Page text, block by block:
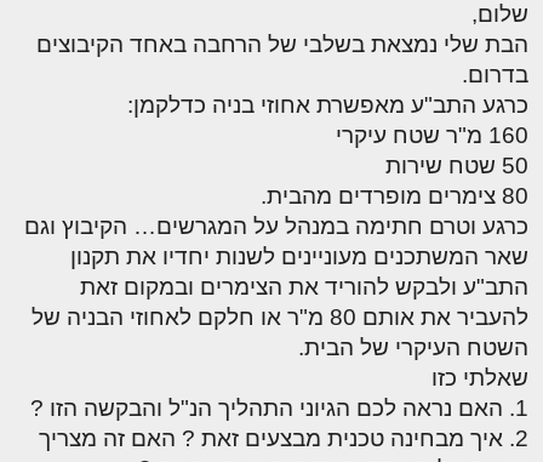
שלום,
הבת שלי נמצאת בשלבי של הרחבה באחד הקיבוצים
בדרום.
כרגע התב"ע מאפשרת אחוזי בניה כדלקמן:
160 מ"ר שטח עיקרי
50 שטח שירות
80 צימרים מופרדים מהבית.
כרגע וטרם חתימה במנהל על המגרשים… הקיבוץ וגם
שאר המשתכנים מעוניינים לשנות יחדיו את תקנון
התב"ע ולבקש להוריד את הצימרים ובמקום זאת
להעביר את אותם 80 מ"ר או חלקם לאחוזי הבניה של
השטח העיקרי של הבית.
שאלתי כזו
1. האם נראה לכם הגיוני התהליך הנ"ל והבקשה הזו ?
2. איך מבחינה טכנית מבצעים זאת ? האם זה מצריך